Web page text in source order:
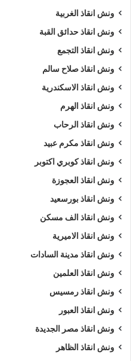
ونش انقاذ الغربية
ونش انقاذ حدائق القبة
ونش انقاذ التجمع
ونش انقاذ صلاح سالم
ونش انقاذ الاسكندرية
ونش انقاذ الهرم
ونش انقاذ الرحاب
ونش انقاذ مكرم عبيد
ونش انقاذ كوبري اكتوبر
ونش انقاذ العجوزة
ونش انقاذ بورسعيد
ونش انقاذ الف مسكن
ونش انقاذ الاميرية
ونش انقاذ مدينة السادات
ونش انقاذ العلمين
ونش انقاذ رمسيس
ونش انقاذ العبور
ونش انقاذ مصر الجديدة
ونش انقاذ الظاهر